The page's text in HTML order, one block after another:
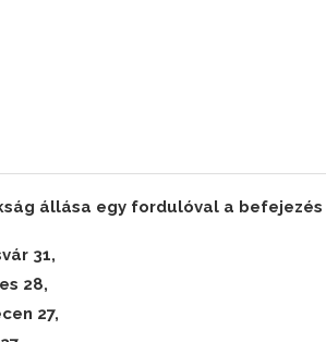
állása egy fordulóval a
31,
28,
27,